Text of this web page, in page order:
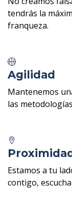
tendrás la
franqueza.
Agilidad
Mantenemos
las
Proximidad
Estamos a tu
contigo,